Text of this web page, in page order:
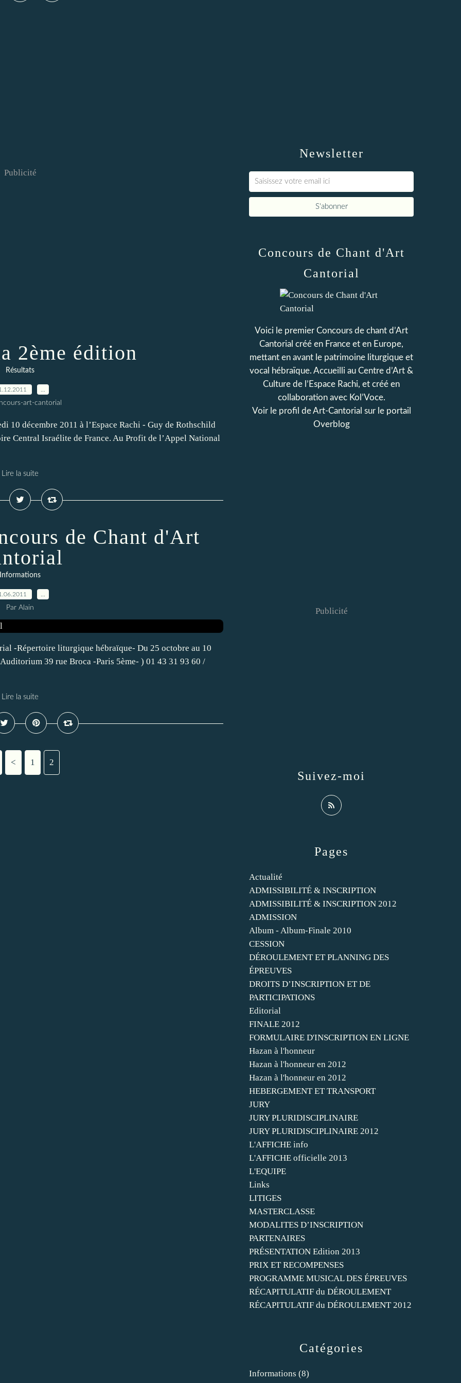
Publicité
2ème édition
Résultats
art-cantorial
10 décembre 2011 à l’Espace Rachi - Guy de Rothschild
Central Israélite de France. Au Profit de l’Appel National
Lire la suite
de Chant d'Art
Informations
Par Alain
39 rue Broca -Paris 5ème- ) 01 43 31 93 60 /
Lire la suite
< 1 2
Newsletter
Catégories
Informations (8)
Pages
Actualité
ADMISSIBILITÉ & INSCRIPTION
ADMISSIBILITÉ & INSCRIPTION 2012
ADMISSION
Album - Album-Finale 2010
CESSION
DÉROULEMENT ET PLANNING DES
ÉPREUVES
DROITS D’INSCRIPTION ET DE
PARTICIPATIONS
Editorial
FINALE 2012
FORMULAIRE D'INSCRIPTION EN LIGNE
Hazan à l'honneur
Hazan à l'honneur en 2012
Hazan à l'honneur en 2012
HEBERGEMENT ET TRANSPORT
JURY
JURY PLURIDISCIPLINAIRE
JURY PLURIDISCIPLINAIRE 2012
L'AFFICHE info
L'AFFICHE officielle 2013
L'EQUIPE
Links
LITIGES
MASTERCLASSE
MODALITES D’INSCRIPTION
PARTENAIRES
PRÉSENTATION Edition 2013
PRIX ET RECOMPENSES
PROGRAMME MUSICAL DES ÉPREUVES
RÉCAPITULATIF du DÉROULEMENT
RÉCAPITULATIF du DÉROULEMENT 2012
Concours de Chant d'Art
Cantorial
Voici le premier Concours de chant d’Art
Cantorial créé en France et en Europe,
mettant en avant le patrimoine liturgique et
vocal hébraïque. Accueilli au Centre d’Art &
Culture de l’Espace Rachi, et créé en
collaboration avec Kol’Voce.
Voir le profil deArt-Cantorial sur le portail
Overblog
Suivez-moi
Publicité